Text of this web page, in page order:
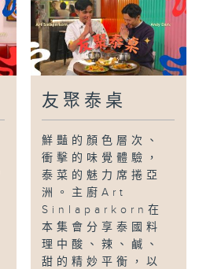
友聚泰桌
鮮豔的顏色層次、
衝擊的味覺體驗，
泰菜的魅力席捲亞
洲。主廚Art
Sinlaparkorn在
本集會分享泰國料
理中酸、辣、鹹、
甜的精妙平衡，以